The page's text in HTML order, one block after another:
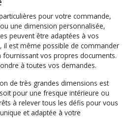
pour votre commande,
une dimension personnalisée,
peuvent être adaptées à vos
il est même possible de commander
vos propres documents.
à toutes vos demandes.
de très grandes dimensions est
pour une fresque intérieure ou
à relever tous les défis pour vous
et adaptée à votre